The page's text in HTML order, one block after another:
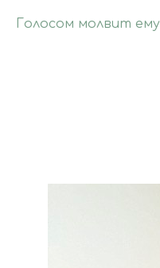
Голосом молвит